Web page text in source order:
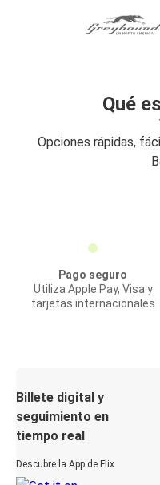
Qué
Opciones rápidas,
Pago seguro
Utiliza Apple Pay, Visa y
tarjetas internacionales
Billete digital y
seguimiento en
tiempo real
Descubre la App de Flix